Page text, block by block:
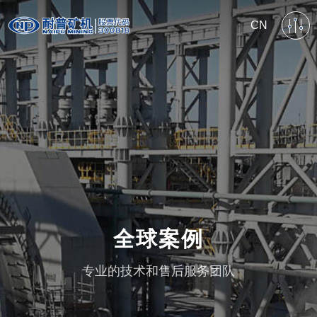
CN
全球案例
专业的技术和售后服务团队